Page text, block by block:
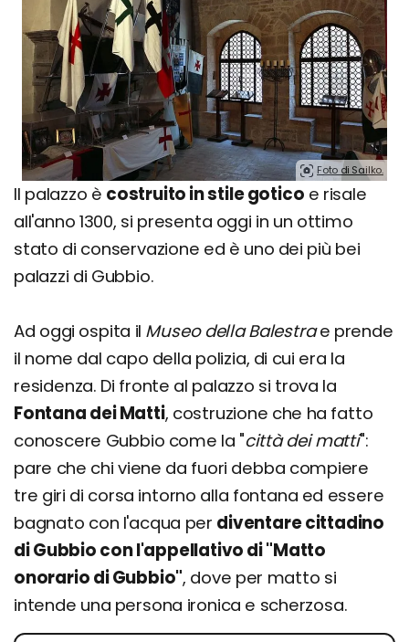
Foto di Sailko.
Il palazzo è costruito in stile gotico e risale
all'anno 1300, si presenta oggi in un ottimo
stato di conservazione ed è uno dei più bei
palazzi di Gubbio.
Ad oggi ospita il Museo della Balestrae prende
il nome dal capo della polizia, di cui era la
residenza. Di fronte al palazzo si trova la
Fontana dei Matti, costruzione che ha fatto
conoscere Gubbio come la "città dei matti":
pare che chi viene da fuori debba compiere
tre giri di corsa intorno alla fontana ed essere
bagnato con l'acqua per diventare cittadino
di Gubbio con l'appellativo di "Matto
onorario di Gubbio", dove per matto si
intende una persona ironica e scherzosa.